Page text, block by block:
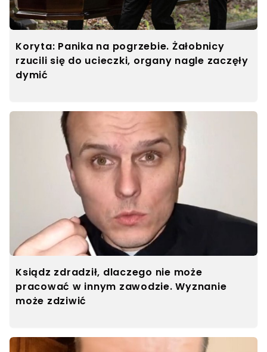
Koryta: Panika na pogrzebie. Żałobnicy
rzucili się do ucieczki, organy nagle zaczęły
dymić
Ksiądz zdradził, dlaczego nie może
pracować w innym zawodzie. Wyznanie
może zdziwić